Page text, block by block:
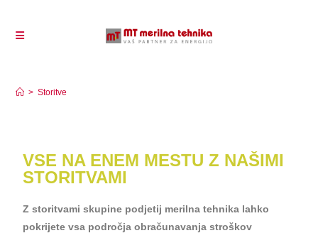
> Storitve
VSE NA ENEM MESTU Z NAŠIMI
STORITVAMI
Z storitvami skupine podjetij merilna tehnika lahko
pokrijete vsa področja obračunavanja stroškov